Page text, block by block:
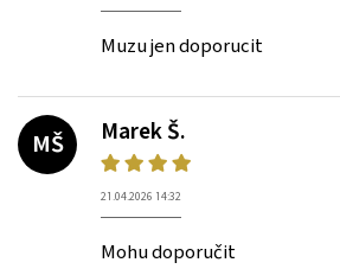
Muzu jen doporucit
MŠ
Marek Š.
21.04.2026 14:32
Mohu doporučit